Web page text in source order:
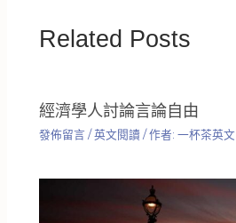
Related Posts
經濟學人討論言論自由
發佈留言 /英文閱讀 / 作者:一杯茶英文